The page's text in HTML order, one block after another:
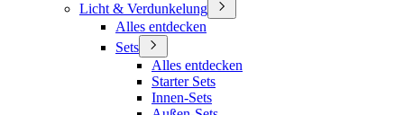
Licht & Verdunkelung
Alles entdecken
Sets
Alles entdecken
Starter Sets
Innen-Sets